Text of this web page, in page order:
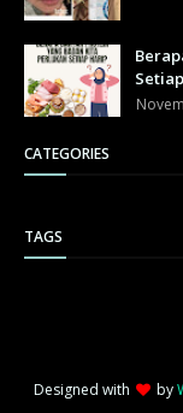
CATEGORIES
TAGS
Designed with by